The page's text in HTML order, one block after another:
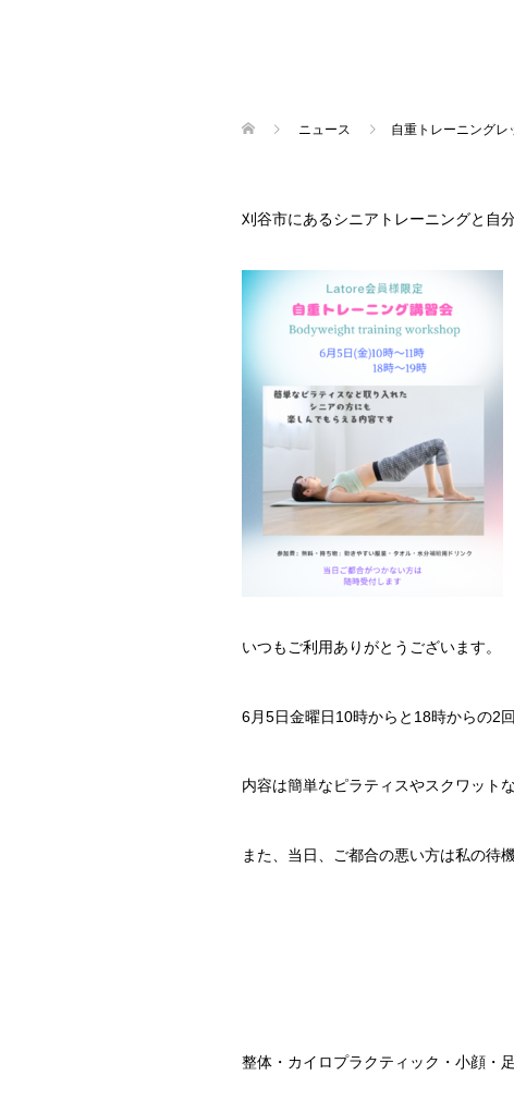
ニュース 自重トレーニングレ
刈谷市にあるシニアトレーニングと自
いつもご利用ありがとうございます。
6月5日金曜日10時からと18時からの2
内容は簡単なピラティスやスクワット
また、当日、ご都合の悪い方は私の待
整体・カイロプラクティック・小顔・